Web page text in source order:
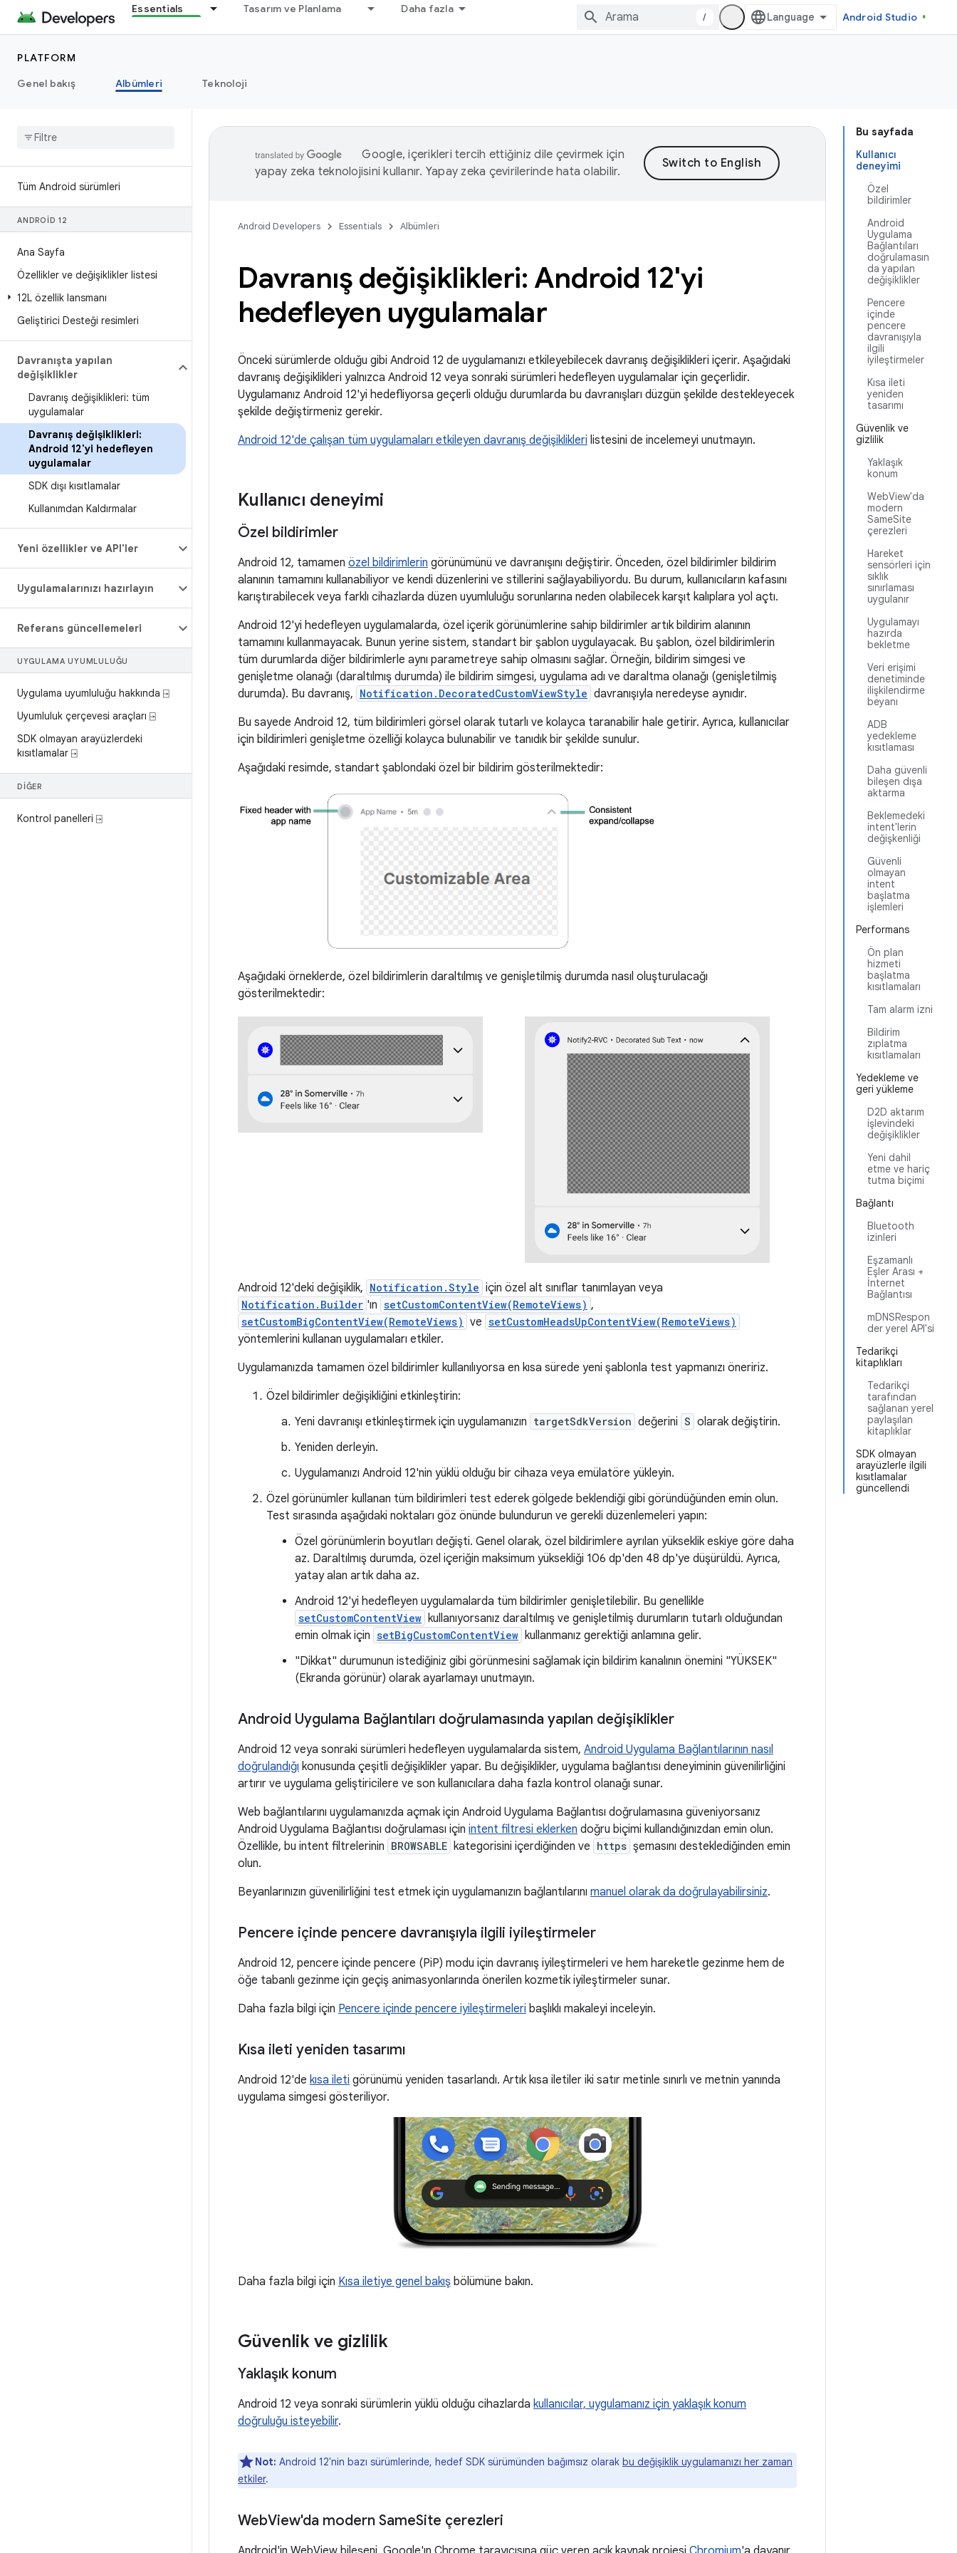
Essentials Tasarım ve Planlama Daha fazla
/ Android Studio
PLATFORM
Genel bakış
Albümleri Teknoloji
Tüm Android sürümleri
ANDROID 12
Ana Sayfa
Özellikler ve değişiklikler listesi
12L özellik lansmanı
Geliştirici Desteği resimleri
Davranışta yapılan
değişiklikler
Davranış değişiklikleri: tüm
uygulamalar
Davranış değişiklikleri:
Android 12'yi hedefleyen
uygulamalar
SDK dışı kısıtlamalar
Kullanımdan Kaldırmalar
Yeni özellikler ve API'ler
Uygulamalarınızı hazırlayın
Referans güncellemeleri
UYGULAMA UYUMLULUĞU
Uygulama uyumluluğu hakkında ⍈
Uyumluluk çerçevesi araçları ⍈
SDK olmayan arayüzlerdeki
kısıtlamalar ⍈
DIĞER
Kontrol panelleri ⍈
Bu sayfada
Kullanıcı
deneyimi
Özel
bildirimler
Android
Uygulama
Bağlantıları
doğrulamasın
da yapılan
değişiklikler
Pencere
içinde
pencere
davranışıyla
ilgili
iyileştirmeler
Kısa ileti
yeniden
tasarımı
Güvenlik ve
gizlilik
Yaklaşık
konum
WebView'da
modern
SameSite
çerezleri
Hareket
sensörleri için
sıklık
sınırlaması
uygulanır
Uygulamayı
hazırda
bekletme
Veri erişimi
denetiminde
ilişkilendirme
beyanı
ADB
yedekleme
kısıtlaması
Daha güvenli
bileşen dışa
aktarma
Beklemedeki
intent'lerin
değişkenliği
Güvenli
olmayan
intent
başlatma
işlemleri
Performans
Ön plan
hizmeti
başlatma
kısıtlamaları
Tam alarm izni
Bildirim
zıplatma
kısıtlamaları
Yedekleme ve
geri yükleme
D2D aktarım
işlevindeki
değişiklikler
Yeni dahil
etme ve hariç
tutma biçimi
Bağlantı
Bluetooth
izinleri
Eşzamanlı
Eşler Arası +
İnternet
Bağlantısı
mDNSRespon
der yerel API'si
Tedarikçi
kitaplıkları
Tedarikçi
tarafından
sağlanan yerel
paylaşılan
kitaplıklar
SDK olmayan
arayüzlerle ilgili
kısıtlamalar
güncellendi
Google, içerikleri tercih ettiğiniz dile çevirmek için
yapay zeka teknolojisini kullanır. Yapay zeka çevirilerinde hata olabilir.
Android Developers Essentials Albümleri
Davranış değişiklikleri: Android 12'yi
hedefleyen uygulamalar
Önceki sürümlerde olduğu gibi Android 12 de uygulamanızı etkileyebilecek davranış değişiklikleri içerir. Aşağıdaki
davranış değişiklikleri yalnızca Android 12 veya sonraki sürümleri hedefleyen uygulamalar için geçerlidir.
Uygulamanız Android 12'yi hedefliyorsa geçerli olduğu durumlarda bu davranışları düzgün şekilde destekleyecek
şekilde değiştirmeniz gerekir.
Android 12'de çalışan tüm uygulamaları etkileyen davranış değişiklikleri listesini de incelemeyi unutmayın.
Kullanıcı deneyimi
Özel bildirimler
Android 12, tamamen özel bildirimlerin görünümünü ve davranışını değiştirir. Önceden, özel bildirimler bildirim
alanının tamamını kullanabiliyor ve kendi düzenlerini ve stillerini sağlayabiliyordu. Bu durum, kullanıcıların kafasını
karıştırabilecek veya farklı cihazlarda düzen uyumluluğu sorunlarına neden olabilecek karşıt kalıplara yol açtı.
Android 12'yi hedefleyen uygulamalarda, özel içerik görünümlerine sahip bildirimler artık bildirim alanının
tamamını kullanmayacak. Bunun yerine sistem, standart bir şablon uygulayacak. Bu şablon, özel bildirimlerin
tüm durumlarda diğer bildirimlerle aynı parametreye sahip olmasını sağlar. Örneğin, bildirim simgesi ve
genişletme olanağı (daraltılmış durumda) ile bildirim simgesi, uygulama adı ve daraltma olanağı (genişletilmiş
durumda). Bu davranış, Notification.DecoratedCustomViewStyle davranışıyla neredeyse aynıdır.
Bu sayede Android 12, tüm bildirimleri görsel olarak tutarlı ve kolayca taranabilir hale getirir. Ayrıca, kullanıcılar
için bildirimleri genişletme özelliği kolayca bulunabilir ve tanıdık bir şekilde sunulur.
Aşağıdaki resimde, standart şablondaki özel bir bildirim gösterilmektedir:
Aşağıdaki örneklerde, özel bildirimlerin daraltılmış ve genişletilmiş durumda nasıl oluşturulacağı
gösterilmektedir:
Android 12'deki değişiklik, Notification.Style için özel alt sınıflar tanımlayan veya
Notification.Builder 'ın setCustomContentView(RemoteViews) ,
setCustomBigContentView(RemoteViews) ve setCustomHeadsUpContentView(RemoteViews)
yöntemlerini kullanan uygulamaları etkiler.
Uygulamanızda tamamen özel bildirimler kullanılıyorsa en kısa sürede yeni şablonla test yapmanızı öneririz.
Özel bildirimler değişikliğini etkinleştirin:
Yeni davranışı etkinleştirmek için uygulamanızın targetSdkVersion değerini S olarak değiştirin.
Yeniden derleyin.
Uygulamanızı Android 12'nin yüklü olduğu bir cihaza veya emülatöre yükleyin.
Özel görünümler kullanan tüm bildirimleri test ederek gölgede beklendiği gibi göründüğünden emin olun.
Test sırasında aşağıdaki noktaları göz önünde bulundurun ve gerekli düzenlemeleri yapın:
Özel görünümlerin boyutları değişti. Genel olarak, özel bildirimlere ayrılan yükseklik eskiye göre daha
az. Daraltılmış durumda, özel içeriğin maksimum yüksekliği 106 dp'den 48 dp'ye düşürüldü. Ayrıca,
yatay alan artık daha az.
Android 12'yi hedefleyen uygulamalarda tüm bildirimler genişletilebilir. Bu genellikle
setCustomContentView kullanıyorsanız daraltılmış ve genişletilmiş durumların tutarlı olduğundan
emin olmak için setBigCustomContentView kullanmanız gerektiği anlamına gelir.
"Dikkat" durumunun istediğiniz gibi görünmesini sağlamak için bildirim kanalının önemini "YÜKSEK"
(Ekranda görünür) olarak ayarlamayı unutmayın.
Android Uygulama Bağlantıları doğrulamasında yapılan değişiklikler
Android 12 veya sonraki sürümleri hedefleyen uygulamalarda sistem, Android Uygulama Bağlantılarının nasıl
doğrulandığı konusunda çeşitli değişiklikler yapar. Bu değişiklikler, uygulama bağlantısı deneyiminin güvenilirliğini
artırır ve uygulama geliştiricilere ve son kullanıcılara daha fazla kontrol olanağı sunar.
Web bağlantılarını uygulamanızda açmak için Android Uygulama Bağlantısı doğrulamasına güveniyorsanız
Android Uygulama Bağlantısı doğrulaması için intent filtresi eklerken doğru biçimi kullandığınızdan emin olun.
Özellikle, bu intent filtrelerinin BROWSABLE kategorisini içerdiğinden ve https şemasını desteklediğinden emin
olun.
Beyanlarınızın güvenilirliğini test etmek için uygulamanızın bağlantılarını manuel olarak da doğrulayabilirsiniz.
Pencere içinde pencere davranışıyla ilgili iyileştirmeler
Android 12, pencere içinde pencere (PiP) modu için davranış iyileştirmeleri ve hem hareketle gezinme hem de
öğe tabanlı gezinme için geçiş animasyonlarında önerilen kozmetik iyileştirmeler sunar.
Daha fazla bilgi için Pencere içinde pencere iyileştirmeleri başlıklı makaleyi inceleyin.
Kısa ileti yeniden tasarımı
Android 12'de kısa ileti görünümü yeniden tasarlandı. Artık kısa iletiler iki satır metinle sınırlı ve metnin yanında
uygulama simgesi gösteriliyor.
Daha fazla bilgi için Kısa iletiye genel bakış bölümüne bakın.
Güvenlik ve gizlilik
Yaklaşık konum
Android 12 veya sonraki sürümlerin yüklü olduğu cihazlarda kullanıcılar, uygulamanız için yaklaşık konum
doğruluğu isteyebilir.
Not: Android 12'nin bazı sürümlerinde, hedef SDK sürümünden bağımsız olarak bu değişiklik uygulamanızı her zaman
etkiler.
WebView'da modern SameSite çerezleri